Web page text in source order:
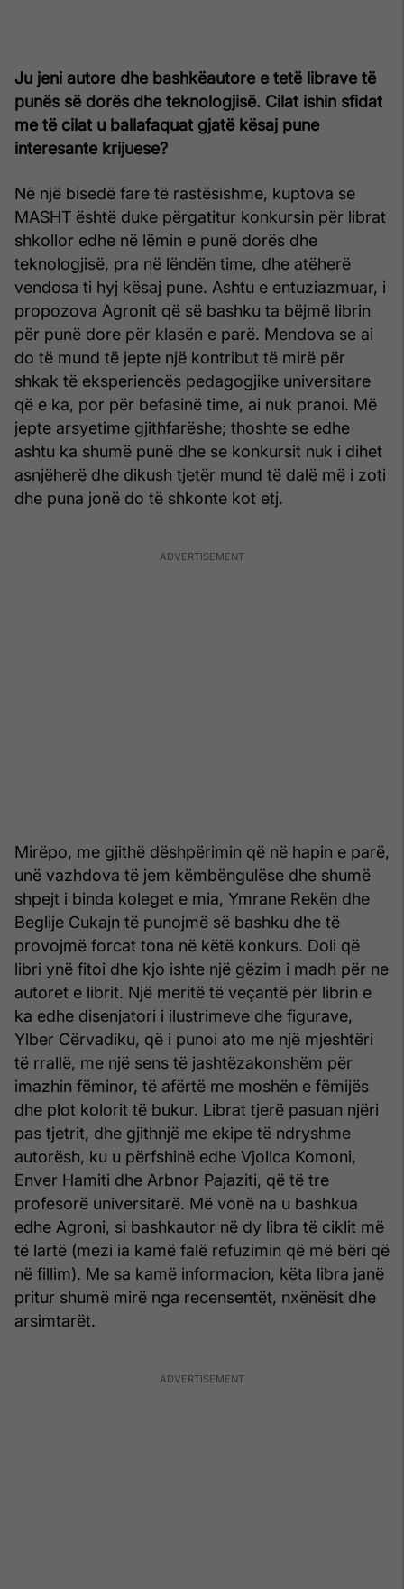
Ju jeni autore dhe bashkëautore e tetë librave të
punës së dorës dhe teknologjisë. Cilat ishin sfidat
me të cilat u ballafaquat gjatë kësaj pune
interesante krijuese?
Në një bisedë fare të rastësishme, kuptova se
MASHT është duke përgatitur konkursin për librat
shkollor edhe në lëmin e punë dorës dhe
teknologjisë, pra në lëndën time, dhe atëherë
vendosa ti hyj kësaj pune. Ashtu e entuziazmuar, i
propozova Agronit që së bashku ta bëjmë librin
për punë dore për klasën e parë. Mendova se ai
do të mund të jepte një kontribut të mirë për
shkak të eksperiencës pedagogjike universitare
që e ka, por për befasinë time, ai nuk pranoi. Më
jepte arsyetime gjithfarëshe; thoshte se edhe
ashtu ka shumë punë dhe se konkursit nuk i dihet
asnjëherë dhe dikush tjetër mund të dalë më i zoti
dhe puna jonë do të shkonte kot etj.
Mirëpo, me gjithë dëshpërimin që në hapin e parë,
unë vazhdova të jem këmbëngulëse dhe shumë
shpejt i binda koleget e mia, Ymrane Rekën dhe
Beglije Cukajn të punojmë së bashku dhe të
provojmë forcat tona në këtë konkurs. Doli që
libri ynë fitoi dhe kjo ishte një gëzim i madh për ne
autoret e librit. Një meritë të veçantë për librin e
ka edhe disenjatori i ilustrimeve dhe figurave,
Ylber Cërvadiku, që i punoi ato me një mjeshtëri
të rrallë, me një sens të jashtëzakonshëm për
imazhin fëminor, të afërtë me moshën e fëmijës
dhe plot kolorit të bukur. Librat tjerë pasuan njëri
pas tjetrit, dhe gjithnjë me ekipe të ndryshme
autorësh, ku u përfshinë edhe Vjollca Komoni,
Enver Hamiti dhe Arbnor Pajaziti, që të tre
profesorë universitarë. Më vonë na u bashkua
edhe Agroni, si bashkautor në dy libra të ciklit më
të lartë (mezi ia kamë falë refuzimin që më bëri që
në fillim). Me sa kamë informacion, këta libra janë
pritur shumë mirë nga recensentët, nxënësit dhe
arsimtarët.